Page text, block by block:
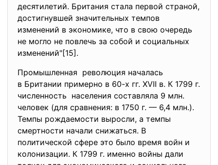
десятилетий. Британия стала первой страной,
достигнувшей значительных темпов
изменений в экономике, что в свою очередь
не могло не повлечь за собой и социальных
изменений"[15].
Промышленная революция началась
в Британии примерно в 60-х гг. XVII в. К 1799 г.
численность населения составляла 9 млн.
человек (для сравнения: в 1750 г. — 6,4 млн.).
Темпы рождаемости выросли, а темпы
смертности начали снижаться. В
политической сфере это было время войн и
колонизации. К 1799 г. именно войны дали